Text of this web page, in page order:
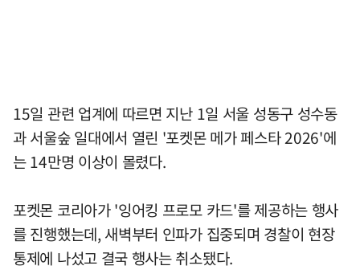
15일 관련 업계에 따르면 지난 1일 서울 성동구 성수동
과 서울숲 일대에서 열린 '포켓몬 메가 페스타 2026'에
는 14만명 이상이 몰렸다.
포켓몬 코리아가 '잉어킹 프로모 카드'를 제공하는 행사
를 진행했는데, 새벽부터 인파가 집중되며 경찰이 현장
통제에 나섰고 결국 행사는 취소됐다.